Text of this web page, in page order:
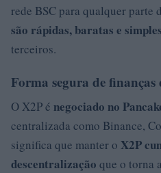
rede BSC para qualquer parte
são rápidas, baratas e
terceiros.
Forma segura de finanças
O X2P é negociado no
centralizada como Binance,
significa que manter o X2P
descentralização que o torna